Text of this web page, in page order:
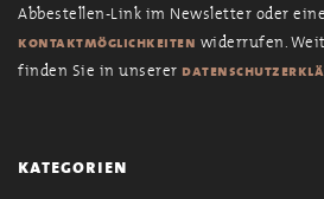
Abbestellen-Link im Newsletter oder
kontaktmöglichkeiten widerrufen.
finden Sie in unserer
kategorien